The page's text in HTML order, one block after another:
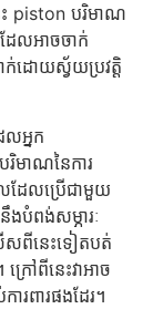
ះ piston បរិមាណ
ែលអាចចាក់
ក់ដោយស្វ័យប្រវត្តិ
អ្នក
រិមាណនៃការ
ដែលប្រើជាមួយ
បំពង់សម្ភារៈ
ពីនេះទៀតបត់
រៅ​ពី​នេះ​វា​អាច​
ពារ​ផង​ដែរ។